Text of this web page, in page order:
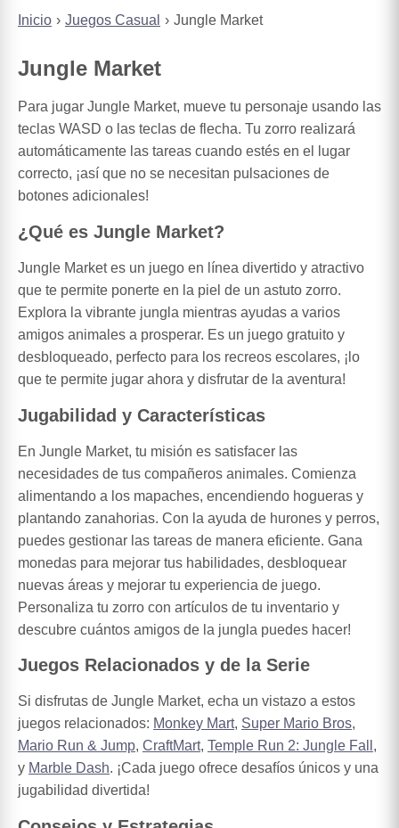
Inicio Juegos Casual Jungle Market
Jungle Market
Para jugar Jungle Market, mueve tu personaje usando las
teclas WASD o las teclas de flecha. Tu zorro realizará
automáticamente las tareas cuando estés en el lugar
correcto, ¡así que no se necesitan pulsaciones de
botones adicionales!
¿Qué es Jungle Market?
Jungle Market es un juego en línea divertido y atractivo
que te permite ponerte en la piel de un astuto zorro.
Explora la vibrante jungla mientras ayudas a varios
amigos animales a prosperar. Es un juego gratuito y
desbloqueado, perfecto para los recreos escolares, ¡lo
que te permite jugar ahora y disfrutar de la aventura!
Jugabilidad y Características
En Jungle Market, tu misión es satisfacer las
necesidades de tus compañeros animales. Comienza
alimentando a los mapaches, encendiendo hogueras y
plantando zanahorias. Con la ayuda de hurones y perros,
puedes gestionar las tareas de manera eficiente. Gana
monedas para mejorar tus habilidades, desbloquear
nuevas áreas y mejorar tu experiencia de juego.
Personaliza tu zorro con artículos de tu inventario y
descubre cuántos amigos de la jungla puedes hacer!
Juegos Relacionados y de la Serie
Si disfrutas de Jungle Market, echa un vistazo a estos
juegos relacionados: Monkey Mart, Super Mario Bros,
Mario Run & Jump, CraftMart, Temple Run 2: Jungle Fall ,
y Marble Dash. ¡Cada juego ofrece desafíos únicos y una
jugabilidad divertida!